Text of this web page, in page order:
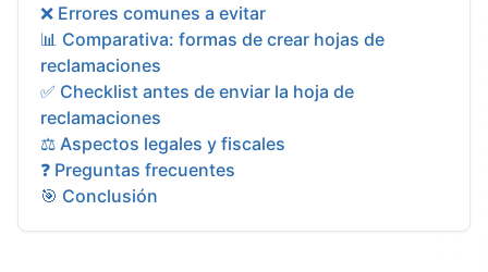
❌ Errores comunes a evitar
📊 Comparativa: formas de crear hojas de
reclamaciones
✅ Checklist antes de enviar la hoja de
reclamaciones
⚖️ Aspectos legales y fiscales
❓ Preguntas frecuentes
🎯 Conclusión